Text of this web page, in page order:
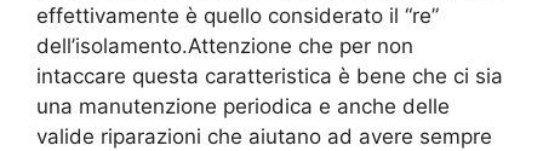
effettivamente è quello considerato il “re”
dell’isolamento.Attenzione che per non
intaccare questa caratteristica è bene che ci sia
una manutenzione periodica e anche delle
valide riparazioni che aiutano ad avere sempre